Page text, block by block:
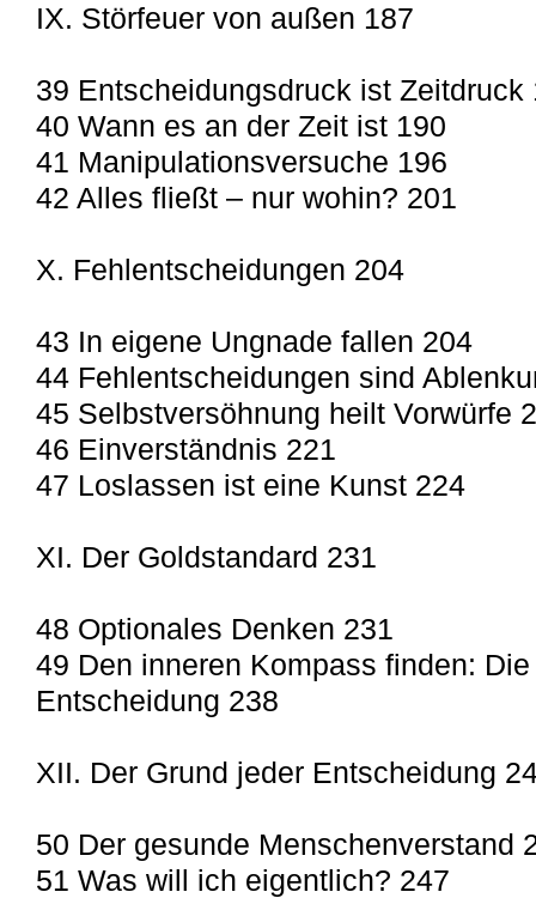
IX. Störfeuer von außen 187
39 Entscheidungsdruck ist Zeitdruck
40 Wann es an der Zeit ist 190
41 Manipulationsversuche 196
42 Alles fließt – nur wohin? 201
X. Fehlentscheidungen 204
43 In eigene Ungnade fallen 204
44 Fehlentscheidungen sind
45 Selbstversöhnung heilt Vorwürfe
46 Einverständnis 221
47 Loslassen ist eine Kunst 224
XI. Der Goldstandard 231
48 Optionales Denken 231
49 Den inneren Kompass finden:
Entscheidung 238
XII. Der Grund jeder Entscheidung
50 Der gesunde Menschenverstand
51 Was will ich eigentlich? 247